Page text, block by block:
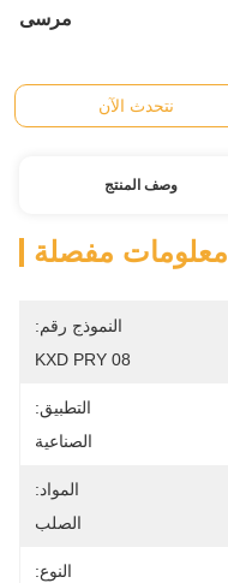
مرسى
نتحدث الآن
وصف المنتج
معلومات مفصلة
النموذج رقم:
KXD PRY 08
التطبيق:
الصناعية
المواد:
الصلب
النوع: